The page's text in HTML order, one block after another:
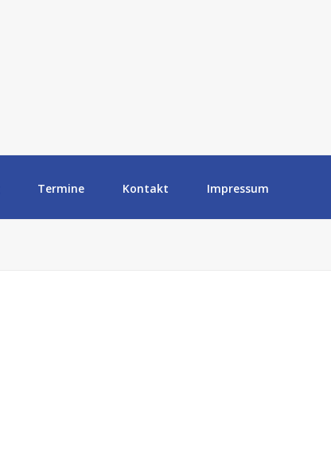
Termine Kontakt Impressum